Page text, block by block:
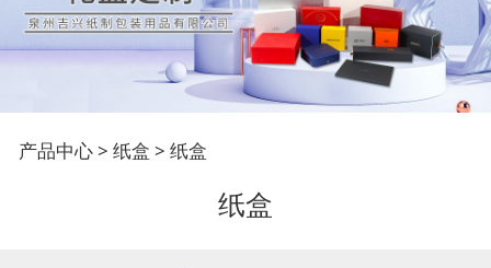
纸盒
产品中心> 纸盒 > 纸盒
纸盒